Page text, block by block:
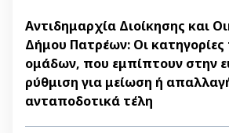
Αντιδημαρχία Διοίκησης και
Δήμου Πατρέων: Οι
ομάδων, που εμπίπτουν στην
ρύθμιση για μείωση ή
ανταποδοτικά τέλη